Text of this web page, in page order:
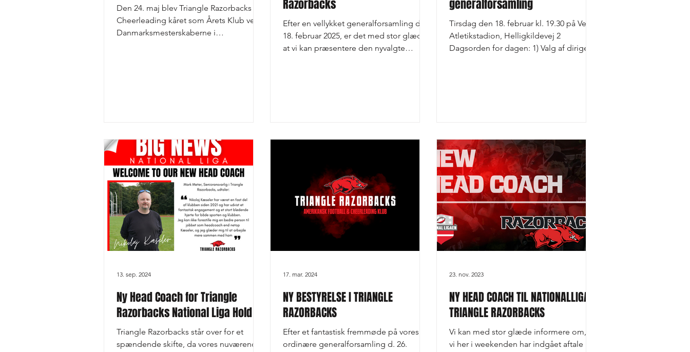
Den 24. maj blev Triangle Razorbacks
Cheerleading kåret som Årets Klub ved
Danmarksmesterskaberne i
Razorbacks
Efter en vellykket generalforsamling den
18. februar 2025, er det med stor glæde,
at vi kan præsentere den nyvalgte
generalforsamling
Tirsdag den 18. februar kl. 19.30 på Vejle
Atletikstadion, Helligkildevej 2
Dagsorden for dagen: 1) Valg af dirigent
Ny Head Coach for Triangle
Razorbacks National Liga Hold
Triangle Razorbacks står over for et
spændende skifte, da vores nuværende
13. sep. 2024
NY BESTYRELSE I TRIANGLE
RAZORBACKS
Efter et fantastisk fremmøde på vores
ordinære generalforsamling d. 26.
17. mar. 2024
NY HEAD COACH TIL NATIONALLIGA –
TRIANGLE RAZORBACKS
Vi kan med stor glæde informere om, at
vi her i weekenden har indgået aftale
23. nov. 2023